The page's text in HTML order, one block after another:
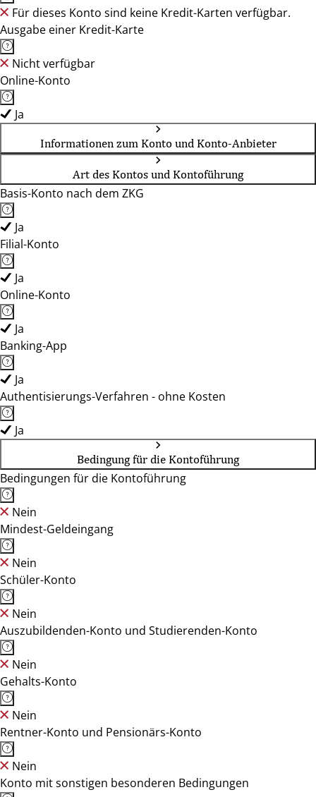
Für dieses Konto sind keine Kredit-Karten verfügbar.
Ausgabe einer Kredit-Karte
Nicht verfügbar
Online-Konto
Ja
Informationen zum Konto und Konto-Anbieter
Art des Kontos und Kontoführung
Basis-Konto nach dem ZKG
Ja
Filial-Konto
Ja
Online-Konto
Ja
Banking-App
Ja
Authentisierungs-Verfahren - ohne Kosten
Ja
Bedingung für die Kontoführung
Bedingungen für die Kontoführung
Nein
Mindest-Geldeingang
Nein
Schüler-Konto
Nein
Auszubildenden-Konto und Studierenden-Konto
Nein
Gehalts-Konto
Nein
Rentner-Konto und Pensionärs-Konto
Nein
Konto mit sonstigen besonderen Bedingungen